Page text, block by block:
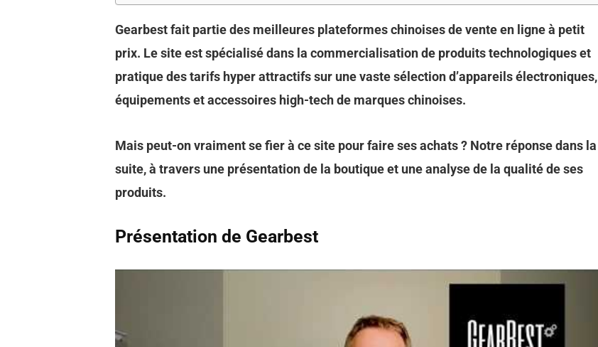
Gearbest fait partie des meilleures plateformes chinoises de vente en ligne à petit
prix. Le site est spécialisé dans la commercialisation de produits technologiques et
pratique des tarifs hyper attractifs sur une vaste sélection d’appareils électroniques,
équipements et accessoires high-tech de marques chinoises.
Mais peut-on vraiment se fier à ce site pour faire ses achats ? Notre réponse dans la
suite, à travers une présentation de la boutique et une analyse de la qualité de ses
produits.
Présentation de Gearbest